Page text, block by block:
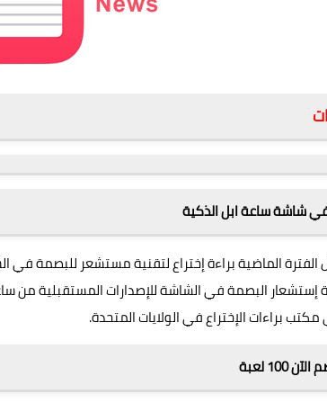
إستشعار البصمة في الشاشة للإصدارات المستقبلية من
براءات الإختراع في الولايات المتحدة.